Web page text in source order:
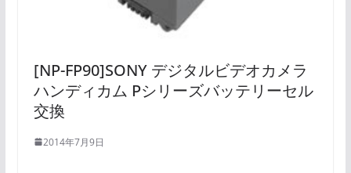
[NP-FP90]SONY デジタルビデオカメラ
ハンディカム Pシリーズバッテリーセル
交換
2014年7月9日